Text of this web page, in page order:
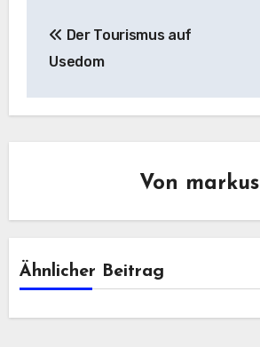
Der Tourismus auf
Usedom
Von markus
Ähnlicher Beitrag